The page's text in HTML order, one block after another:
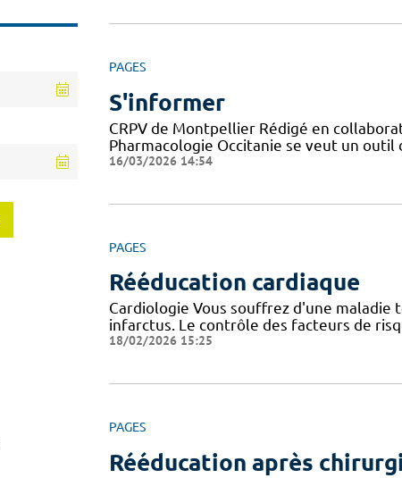
PAGES
S'informer
CRPV de Montpellier Rédigé en
Pharmacologie Occitanie se veut un outil
16/03/2026 14:54
PAGES
Rééducation cardiaque
Cardiologie Vous souffrez d'une
infarctus. Le contrôle des facteurs de
18/02/2026 15:25
PAGES
Rééducation après